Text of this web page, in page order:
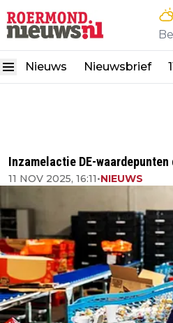
Nieuws Nieuwsbrief
Inzamelactie DE-
11 NOV 2025, 16:11•NIEUWS